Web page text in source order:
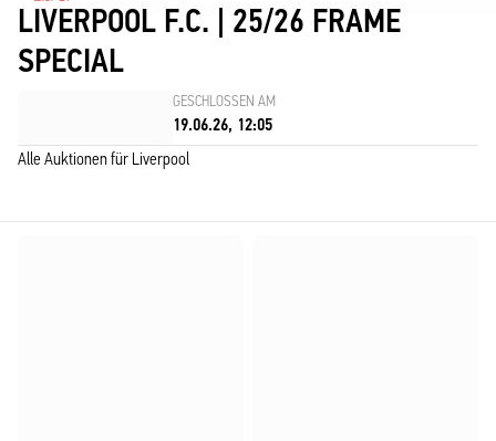
LIVERPOOL F.C. | 25/26 FRAME
SPECIAL
GESCHLOSSEN AM
19.06.26, 12:05
Alle Auktionen für Liverpool